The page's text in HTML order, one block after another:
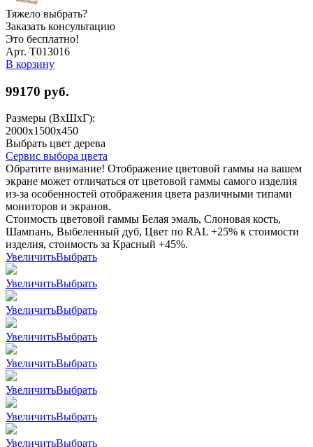
Тяжело выбрать?
Заказать консультацию
Это бесплатно!
Арт. Т013016
В корзину
99170 руб.
Размеры (ВхШхГ):
2000x1500x450
Выбрать цвет дерева
Сервис выбора цвета
Обратите внимание! Отображение цветовой гаммы на вашем
экране может отличаться от цветовой гаммы самого изделия
из-за особенностей отображения цвета различными типами
мониторов и экранов.
Стоимость цветовой гаммы Белая эмаль, Слоновая кость,
Шампань, Выбеленный дуб, Цвет по RAL +25% к стоимости
изделия, стоимость за Красный +45%.
УвеличитьВыбрать
УвеличитьВыбрать
УвеличитьВыбрать
УвеличитьВыбрать
УвеличитьВыбрать
УвеличитьВыбрать
УвеличитьВыбрать
УвеличитьВыбрать